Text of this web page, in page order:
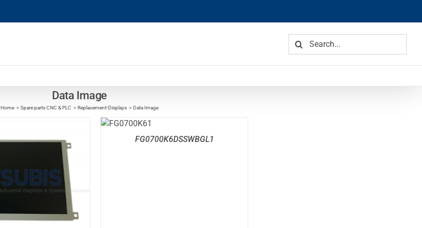
Search
Data Image
Home Spare parts CNC & PLC Replacement-Displays Data Image
DETAILS
DETAILS
FG0700K6DSSWBGL1